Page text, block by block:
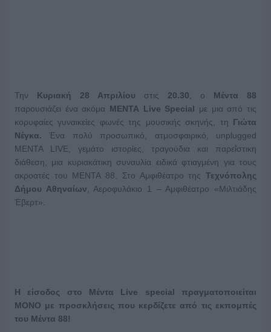
Την Κυριακή 28 Απριλίου στις 20.30 , ο Μέντα 88
παρουσιάζει ένα ακόμα ΜΕΝΤΑ Live Special με μια από τις
κορυφαίες γυναικείες φωνές της μουσικής σκηνής, τη Γιώτα
Νέγκα.Ένα πολύ προσωπικό, ατμοσφαιρικό, unplugged
ΜΕΝΤΑ LIVE, γεμάτο ιστορίες, τραγούδια και παρεΐστικη
διάθεση, μια κυριακάτικη συναυλία ειδικά φτιαγμένη για τους
ακροατές του ΜΕΝΤΑ 88. Στο Αμφιθέατρο τηςΤεχνόπολης
Δήμου Αθηναίων , Αεροφυλάκιο 1 – Αμφιθέατρο «Μιλτιάδης
Έβερτ».
Η είσοδος στο Μέντα Live special πραγματοποιείται
ΜΟΝΟ με προσκλήσεις που κερδίζετε από τις εκπομπές
του Μέντα 88!